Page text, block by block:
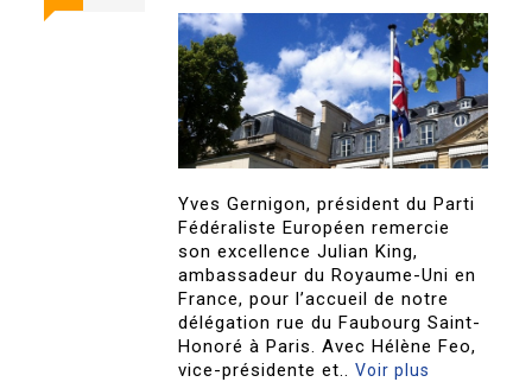
Yves Gernigon, président du Parti
Fédéraliste Européen remercie
son excellence Julian King,
ambassadeur du Royaume-Uni en
France, pour l’accueil de notre
délégation rue du Faubourg Saint-
Honoré à Paris. Avec Hélène Feo,
vice-présidente et..Voir plus